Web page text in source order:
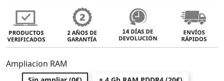
Ampliacion RAM